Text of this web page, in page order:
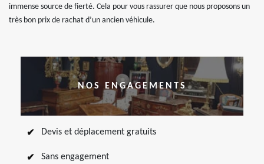
immense source de fierté. Cela pour vous rassurer que nous proposons un
très bon prix de rachat d’un ancien véhicule.
NOS ENGAGEMENTS
Devis et déplacement gratuits
Sans engagement